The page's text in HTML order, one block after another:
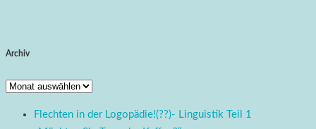
Archiv
Archiv
Flechten in der Logopädie!(??)- Linguistik Teil 1